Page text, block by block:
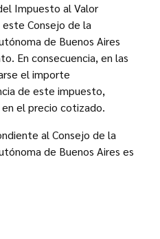
Impuesto al Valor
Consejo de la
de Buenos Aires
En consecuencia, en las
el importe
de este impuesto,
el precio cotizado.
al Consejo de la
de Buenos Aires es